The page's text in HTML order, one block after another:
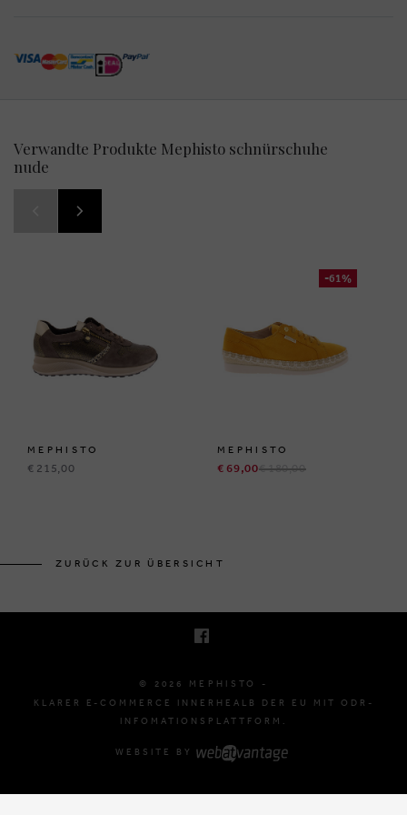
Verwandte Produkte Mephisto schnürschuhe
nude
MEPHISTO
€ 215,00
-61%
MEPHISTO
€ 69,00€ 180,00
ZURÜCK ZUR ÜBERSICHT
© 2026 MEPHISTO -
KLARER E-COMMERCE INNERHEALB DER EU MIT ODR-
INFOMATIONSPLATTFORM.
WEBSITE BY